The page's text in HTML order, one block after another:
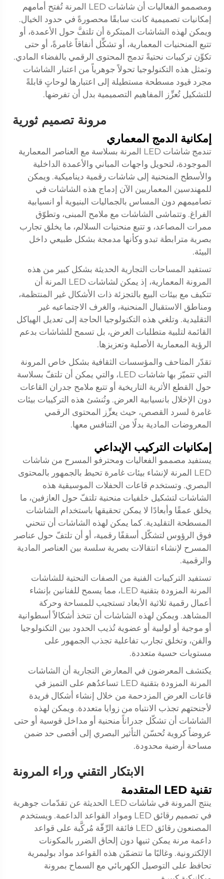
ومصممو الفعاليات أن شاشات LED المرنة تُفتح أمامهم
إمكانيات تصميمية كانت سابقًا محصورةً في حدود الخيال.
ويمكن لهذه الشاشات المبتكرة أن تلتفَّ حول الأعمدة، أو
تتبع المنحنيات المعمارية، أو تشكِّل أنفاقاً غامرةً، أو حتى
تكوِّن تركيبات نحتيةً تدمج المحتوى الرقمي بالفضاء المادي.
وتمثل هذه التكنولوجيا تحولاً جوهرياً من اعتبار الشاشات
مجرد قيود مسطحة مستطيلة إلى اعتبارها لوحاتٍ قابلةً
للتشكيل تُعزِّز المفاهيم التصميمية بدل أن تفرضها.
مرونة تصميم ثورية
إمكانية الدمج المعماري
تندمج شاشات LED المرنة بسلاسة مع العناصر المعمارية
الموجودة، لتحويل واجهات المباني والأعمدة الداخلية
والأسطح المنحنية إلى شاشات رقمية ديناميكية. ويمكن
للمهندسين المعماريين الآن إدماج هذه الشاشات في
تصاميمهم دون المساس بالجماليات البنيوية أو انسيابية
الفراغ. وتتماشى الشاشات مع ملامح المبنى، وتطوّق
ممرات المصاعد، و تتبع منحنيات السلالم، ما يخلق تجارب
بصرية مترابطة تبدو وكأنها مدمجة بشكل طبيعي داخل
البيئة.
تستفيد المساحات التجارية الحديثة بشكل كبير من هذه
المرونة المعمارية، إذ يمكن لشاشات LED المرنة أن
تتكيف مع بيئات البيع بالتجزئة ذات الأشكال غير المنتظمة،
ومناطق الاستقبال المنحنية، والغرف الاجتماعيه غير
التقليدية. وتلغي هذه التكنولوجيا الحاجة إلى تعديل الهياكل
القائمة لتلبية متطلبات العرض، بل تسمح للشاشات بدعم
الرؤية المعمارية الأصلية وتعزيزها.
تقدّر المتاحف والمؤسسات الثقافية بشكل خاص المرونة
التي تتميّز بها شاشات LED، والتي يمكن أن تلتفّ بسلاسة
حول القطع الأثرية التاريخية أو تتبع ملامح جدران القاعات
دون الإخلال بانسيابية العرض. وتُنشئ هذه التركيبات بيئات
غامرة لسرد القصص، حيث يعزِّز المحتوى الرقمي
المعروضات المادية بدلًا من التنافس معها.
إمكانيات التركيب الإبداعي
يستفيد مصممو الفعاليات ومحترفو المسرح من شاشات
LED المرنة لإنشاء بيئات غامرة تحيط بالجمهور بالمحتوى
البصري. وتستخدم قاعات الحفلات الموسيقية هذه
الشاشات لتشكيل خلفيات منحنية تلتفّ حول العازفين، ما
يخلق عمقًا وأبعادًا لا يمكن تحقيقها باستخدام الشاشات
المسطحة التقليدية. كما يمكن لهذه الشاشات أن تنحني
فوق الرؤوس لتشكّل أسقفًا رقمية، أو أن تلتفّ حول عناصر
المسرح لإنشاء انتقالات بصرية سلسة بين العناصر المادية
والرقمية.
تستفيد التركيبات الفنية من الصفات النحتية للشاشات
المرنة المزودة بتقنية LED، مما يسمح للفنانين بإنشاء
أعمال رقمية ثلاثية الأبعاد تستجيب للمساحة وحركة
المشاهد. ويمكن لهذه الشاشات أن تتخذ أشكالاً أسطوانية
أو موجية أو لولبية أو عضوية تُذيب الحدود بين التكنولوجيا
والفن، وتخلق تجارب تفاعلية تجذب الجمهور على
مستويات حسية متعددة.
يكتشف المعرضون في المعارض التجارية أن الشاشات
المرنة المزودة بتقنية LED تساعدُهم على التميز في
قاعات العرض المزدحمة من خلال إنشاء أشكال فريدة
لأجنحتهم تجذب الانتباه من زوايا متعددة. ويمكن لهذه
الشاشات أن تشكّل جدراناً منحنية أو مداخل قوسية أو حتى
عروضاً كروية تُحسّن التأثير البصري إلى أقصى حد ضمن
مساحة أرضية محدودة.
الابتكار التقني وراء المرونة
تقنية LED المتقدمة
ينتج المرونة في شاشات LED الحديثة عن تقدّمات جوهرية
في تصميم رقائق LED ومواد القواعد الداعمة. ويستخدم
المصنعون رقائق LED فائقة الرِّقّة مُركَّبة على قواعد
داعمة مرنة يمكن ثنيها دون إلحاق الضرر بالمكونات
الإلكترونية. وغالبًا ما تتضمّن هذه القواعد مواد بوليمرية
تحافظ على التوصيل الكهربائي مع السماح بمرونة